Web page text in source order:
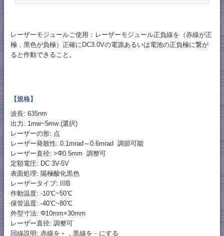
レーザーモジュールご使用：レーザーモジュール正負線を（赤線が正
極，黑色が負極）正確にDC3.0Vの電源あるいは電池の正負極に繋が
ると作動できること。
【規格】
波長: 635nm
出力: 1mw~5mw (選択)
レーザーの形: 点
レーザー発散性: 0.1mrad～0.6mrad 調節可能
レーザー直径: >Φ0.5mm 調整可
定額電圧: DC 3V-5V
表面処理: 陽極酸化黒色
レーザータイプ: IIIB
作動温度: -10℃~50℃
保管温度: -40℃~80℃
外型寸法: Φ10mm×30mm
レーザー直径: 調整可
回線説明: 赤線を﹢，黒線を﹣にする